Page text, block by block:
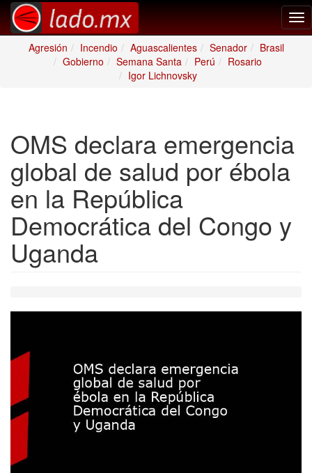
Agresión
Incendio Aguascalientes Senador
Brasil
Gobierno
Semana Santa Perú
Rosario
Igor Lichnovsky
OMS declara emergencia
global de salud por ébola
en la República
Democrática del Congo y
Uganda